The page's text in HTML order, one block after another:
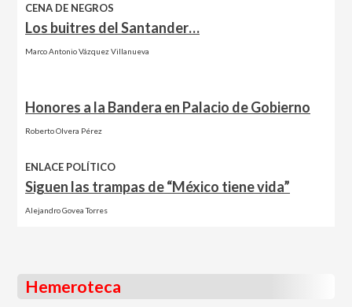
CENA DE NEGROS
Los buitres del Santander…
Marco Antonio Vázquez Villanueva
Honores a la Bandera en Palacio de Gobierno
Roberto Olvera Pérez
ENLACE POLÍTICO
Siguen las trampas de “México tiene vida”
Alejandro Govea Torres
Hemeroteca